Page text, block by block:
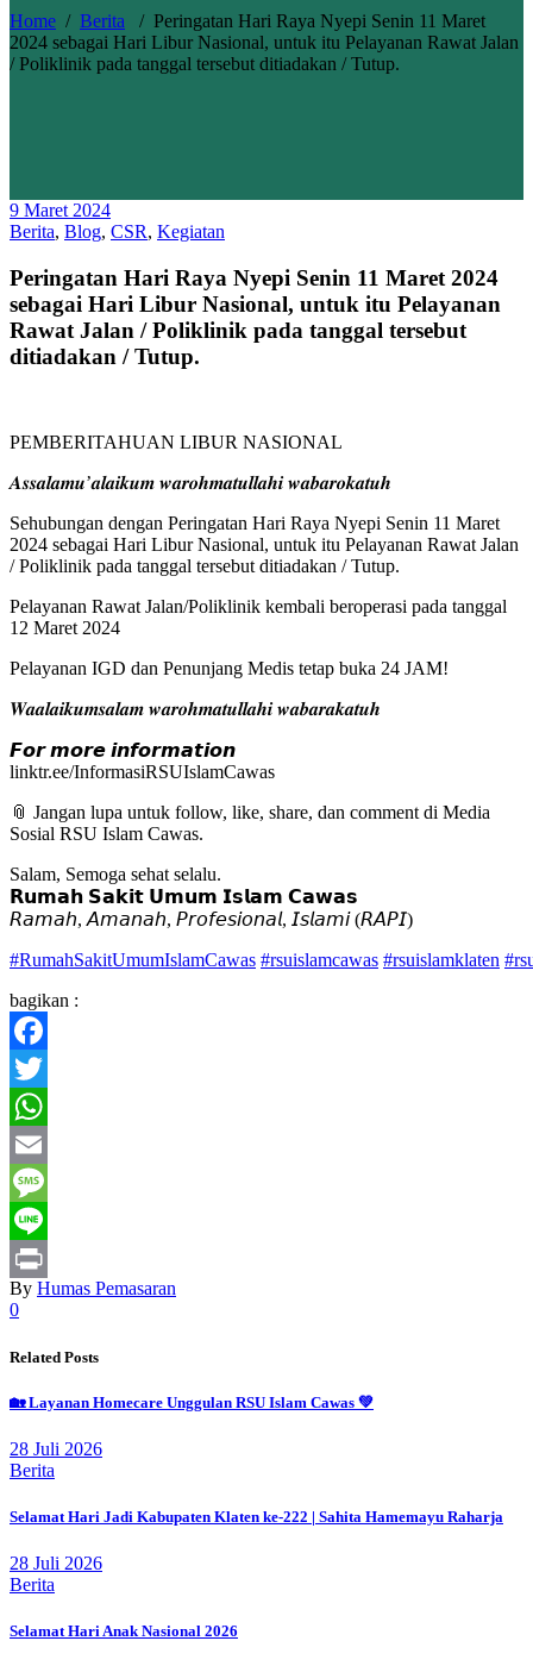
Home / Berita / Peringatan Hari Raya Nyepi Senin 11 Maret
2024 sebagai Hari Libur Nasional, untuk itu Pelayanan Rawat Jalan
/ Poliklinik pada tanggal tersebut ditiadakan / Tutup.
9 Maret 2024
Berita, Blog, CSR, Kegiatan
Peringatan Hari Raya Nyepi Senin 11 Maret 2024
sebagai Hari Libur Nasional, untuk itu Pelayanan
Rawat Jalan / Poliklinik pada tanggal tersebut
ditiadakan / Tutup.
PEMBERITAHUAN LIBUR NASIONAL
𝑨𝒔𝒔𝒂𝒍𝒂𝒎𝒖’𝒂𝒍𝒂𝒊𝒌𝒖𝒎 𝒘𝒂𝒓𝒐𝒉𝒎𝒂𝒕𝒖𝒍𝒍𝒂𝒉𝒊 𝒘𝒂𝒃𝒂𝒓𝒐𝒌𝒂𝒕𝒖𝒉
Sehubungan dengan Peringatan Hari Raya Nyepi Senin 11 Maret
2024 sebagai Hari Libur Nasional, untuk itu Pelayanan Rawat Jalan
/ Poliklinik pada tanggal tersebut ditiadakan / Tutup.
Pelayanan Rawat Jalan/Poliklinik kembali beroperasi pada tanggal
12 Maret 2024
Pelayanan IGD dan Penunjang Medis tetap buka 24 JAM!
𝑾𝒂𝒂𝒍𝒂𝒊𝒌𝒖𝒎𝒔𝒂𝒍𝒂𝒎 𝒘𝒂𝒓𝒐𝒉𝒎𝒂𝒕𝒖𝒍𝒍𝒂𝒉𝒊 𝒘𝒂𝒃𝒂𝒓𝒂𝒌𝒂𝒕𝒖𝒉
𝙁𝙤𝙧 𝙢𝙤𝙧𝙚 𝙞𝙣𝙛𝙤𝙧𝙢𝙖𝙩𝙞𝙤𝙣
linktr.ee/InformasiRSUIslamCawas
📎 Jangan lupa untuk follow, like, share, dan comment di Media
Sosial RSU Islam Cawas.
Salam, Semoga sehat selalu.
𝗥𝘂𝗺𝗮𝗵 𝗦𝗮𝗸𝗶𝘁 𝗨𝗺𝘂𝗺 𝗜𝘀𝗹𝗮𝗺 𝗖𝗮𝘄𝗮𝘀
𝘙𝘢𝘮𝘢𝘩, 𝘈𝘮𝘢𝘯𝘢𝘩, 𝘗𝘳𝘰𝘧𝘦𝘴𝘪𝘰𝘯𝘢𝘭, 𝘐𝘴𝘭𝘢𝘮𝘪 (𝘙𝘈𝘗𝘐)
#RumahSakitUmumIslamCawas #rsuislamcawas #rsuislamklaten
bagikan :
Facebook
Twitter
WhatsApp
Email
Message
Line
Print
By Humas Pemasaran
0
Related Posts
🏡 Layanan Homecare Unggulan RSU Islam Cawas 💚
28 Juli 2026
Berita
Selamat Hari Jadi Kabupaten Klaten ke-222 | Sahita Hamemayu Raharja
28 Juli 2026
Berita
Selamat Hari Anak Nasional 2026